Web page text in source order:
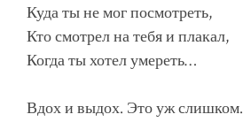
Куда ты не мог посмотреть,
Кто смотрел на тебя и плакал,
Когда ты хотел умереть…
Вдох и выдох. Это уж слишком.